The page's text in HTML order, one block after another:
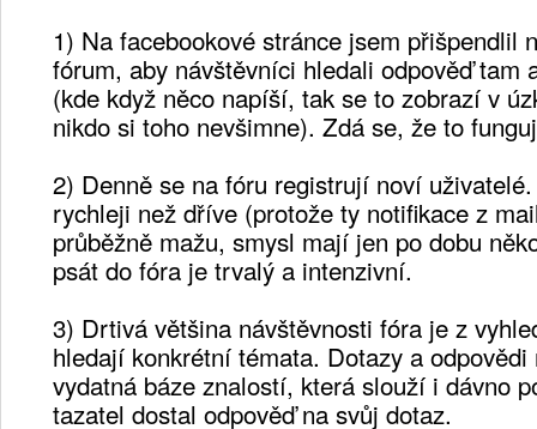
1) Na facebookové stránce jsem přišpendlil
fórum, aby návštěvníci hledali odpověď tam
(kde když něco napíší, tak se to zobrazí v
nikdo si toho nevšimne). Zdá se, že to
2) Denně se na fóru registrují noví
rychleji než dříve (protože ty notifikace z
průběžně mažu, smysl mají jen po dobu
psát do fóra je trvalý a intenzivní.
3) Drtivá většina návštěvnosti fóra je z
hledají konkrétní témata. Dotazy a
vydatná báze znalostí, která slouží i dávno
tazatel dostal odpověď na svůj dotaz.